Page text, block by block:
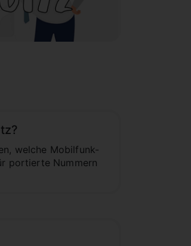
welche Mobilfunk-
portierte Nummern